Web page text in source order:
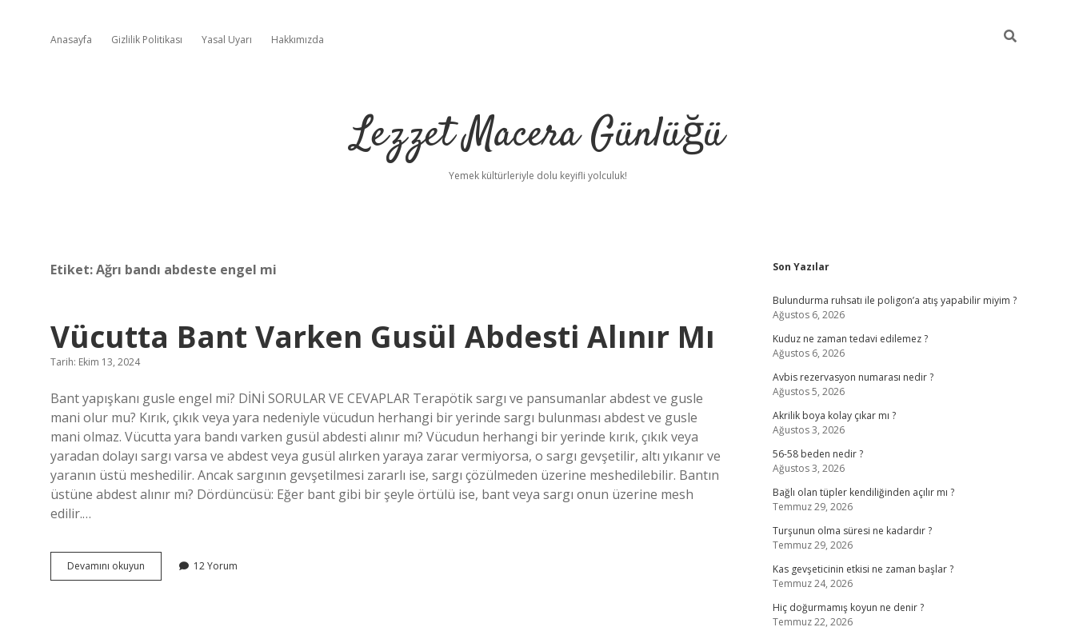
Anasayfa Gizlilik Politikası Yasal Uyarı Hakkımızda
Lezzet Macera Günlüğü
Yemek kültürleriyle dolu keyifli yolculuk!
Etiket:Ağrı bandı abdeste engel mi
Vücutta Bant Varken Gusül Abdesti Alınır Mı
Tarih: Ekim 13, 2024
Bant yapışkanı gusle engel mi? DİNİ SORULAR VE CEVAPLAR Terapötik sargı ve pansumanlar abdest ve gusle
mani olur mu? Kırık, çıkık veya yara nedeniyle vücudun herhangi bir yerinde sargı bulunması abdest ve gusle
mani olmaz. Vücutta yara bandı varken gusül abdesti alınır mı? Vücudun herhangi bir yerinde kırık, çıkık veya
yaradan dolayı sargı varsa ve abdest veya gusül alırken yaraya zarar vermiyorsa, o sargı gevşetilir, altı yıkanır ve
yaranın üstü meshedilir. Ancak sargının gevşetilmesi zararlı ise, sargı çözülmeden üzerine meshedilebilir. Bantın
üstüne abdest alınır mı? Dördüncüsü: Eğer bant gibi bir şeyle örtülü ise, bant veya sargı onun üzerine mesh
edilir.…
Devamını okuyun
Bant
12 Yorum
Sidebar
Son Yazılar
Bulundurma ruhsatı ile poligon’a atış yapabilir miyim ?
Ağustos 6, 2026
Kuduz ne zaman tedavi edilemez ?
Ağustos 6, 2026
Avbis rezervasyon numarası nedir ?
Ağustos 5, 2026
Akrilik boya kolay çıkar mı ?
Ağustos 3, 2026
56-58 beden nedir ?
Ağustos 3, 2026
Bağlı olan tüpler kendiliğinden açılır mı ?
Temmuz 29, 2026
Turşunun olma süresi ne kadardır ?
Temmuz 29, 2026
Kas gevşeticinin etkisi ne zaman başlar ?
Temmuz 24, 2026
Hiç doğurmamış koyun ne denir ?
Temmuz 22, 2026